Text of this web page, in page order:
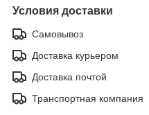
Условия доставки
Самовывоз
Доставка курьером
Доставка почтой
Транспортная компания